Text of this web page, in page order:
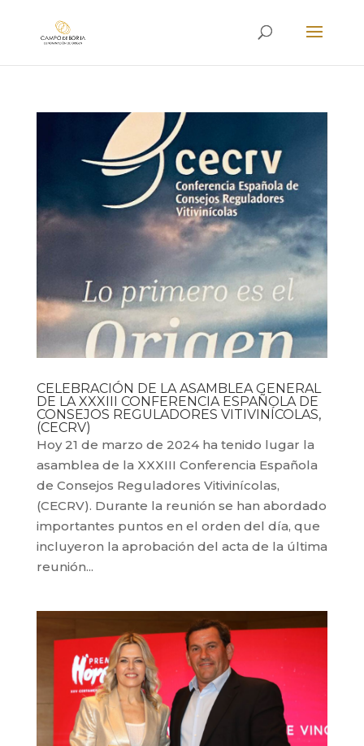
CELEBRACIÓN DE LA ASAMBLEA GENERAL
DE LA XXXIII CONFERENCIA ESPAÑOLA DE
CONSEJOS REGULADORES VITIVINÍCOLAS,
(CECRV)
Hoy 21 de marzo de 2024 ha tenido lugar la
asamblea de la XXXIII Conferencia Española
de Consejos Reguladores Vitivinícolas,
(CECRV). Durante la reunión se han abordado
importantes puntos en el orden del día, que
incluyeron la aprobación del acta de la última
reunión...